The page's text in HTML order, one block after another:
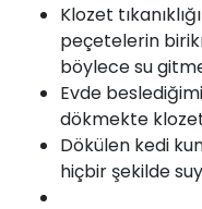
Klozet
peçetelerin
böylece su
Evde
dökmekte klozet
Dökülen kedi
hiçbir şekilde